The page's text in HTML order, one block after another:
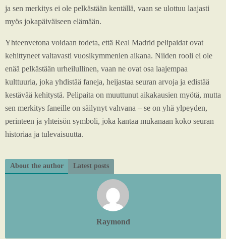
ja sen merkitys ei ole pelkästään kentällä, vaan se ulottuu laajasti
myös jokapäiväiseen elämään.
Yhteenvetona voidaan todeta, että Real Madrid pelipaidat ovat
kehittyneet valtavasti vuosikymmenien aikana. Niiden rooli ei ole
enää pelkästään urheilullinen, vaan ne ovat osa laajempaa
kulttuuria, joka yhdistää faneja, heijastaa seuran arvoja ja edistää
kestävää kehitystä. Pelipaita on muuttunut aikakausien myötä, mutta
sen merkitys faneille on säilynyt vahvana – se on yhä ylpeyden,
perinteen ja yhteisön symboli, joka kantaa mukanaan koko seuran
historiaa ja tulevaisuutta.
About the author Latest posts
Raymond